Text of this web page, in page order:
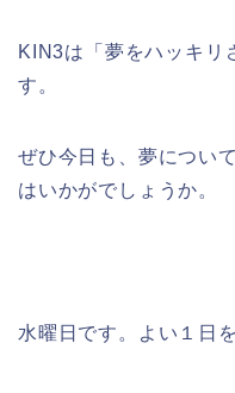
KIN3は「夢をハッキリ
す。
ぜひ今日も、夢につい
はいかがでしょうか。
水曜日です。よい１日